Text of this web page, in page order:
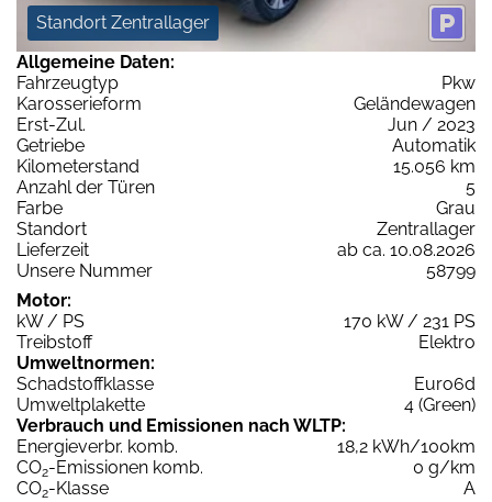
Standort Zentrallager
Allgemeine Daten:
Fahrzeugtyp
Pkw
Karosserieform
Geländewagen
Erst-Zul.
Jun / 2023
Getriebe
Automatik
Kilometerstand
15.056 km
Anzahl der Türen
5
Farbe
Grau
Standort
Zentrallager
Lieferzeit
ab ca. 10.08.2026
Unsere Nummer
58799
Motor:
kW / PS
170 kW / 231 PS
Treibstoff
Elektro
Umweltnormen:
Schadstoffklasse
Euro6d
Umweltplakette
4 (Green)
Verbrauch und Emissionen nach WLTP:
Energieverbr. komb.
18,2 kWh/100km
CO2-Emissionen komb.
0 g/km
CO2-Klasse
A